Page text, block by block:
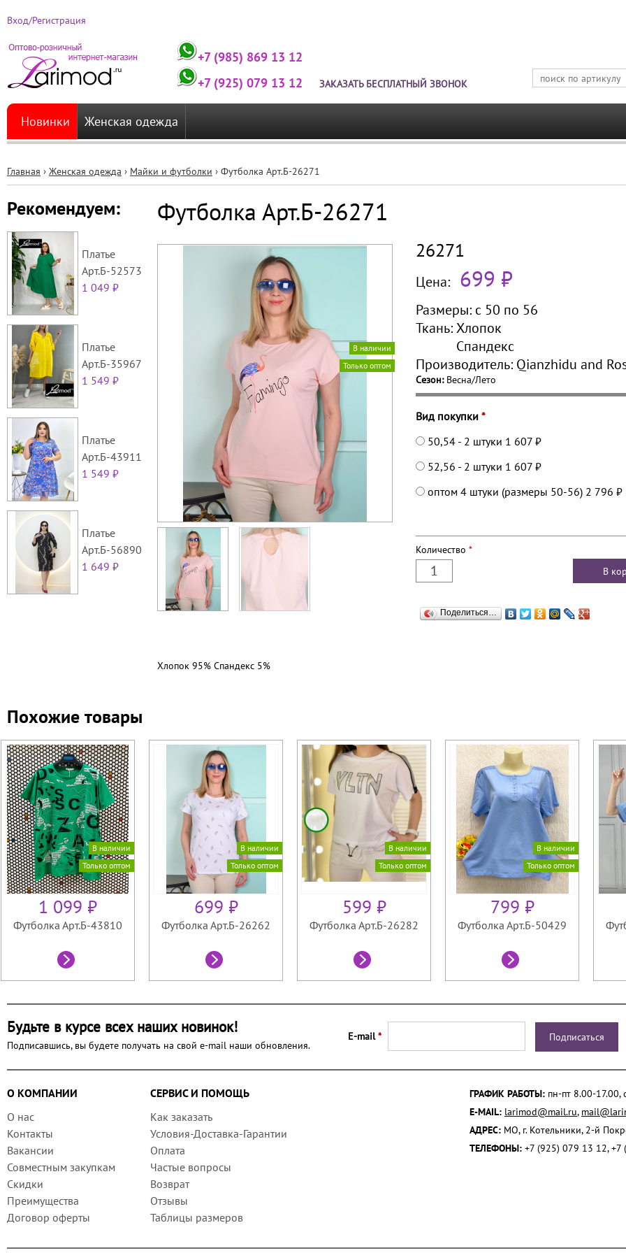
Вход/Регистрация
+7 (985) 869 13 12
+7 (925) 079 13 12
ЗАКАЗАТЬ БЕСПЛАТНЫЙ ЗВОНОК
Новинки Женская одежда
Главная › Женская одежда › Майки и футболки › Футболка Арт.Б-26271
Рекомендуем:
Платье
Арт.Б-52573
1 049 ₽
Платье
Арт.Б-35967
1 549 ₽
Платье
Арт.Б-43911
1 549 ₽
Платье
Арт.Б-56890
1 649 ₽
Футболка Арт.Б-26271
Только оптом
В наличии
26271
Цена: 699 ₽
Размеры: с 50 по 56
Ткань:Хлопок
Спандекс
Производитель: Qianzhidu and
Сезон: Весна/Лето
Вид покупки *
50,54 - 2 штуки 1 607 ₽
52,56 - 2 штуки 1 607 ₽
оптом 4 штуки (размеры 50-56) 2 796 ₽
Количество *
Поделиться…
Хлопок 95% Спандекс 5%
Похожие товары
В наличии
Только оптом
1 099 ₽
Футболка Арт.Б-43810
В наличии
Только оптом
699 ₽
Футболка Арт.Б-26262
В наличии
Только оптом
599 ₽
Футболка Арт.Б-26282
В наличии
Только оптом
799 ₽
Футболка Арт.Б-50429
Будьте в курсе всех наших новинок!
Подписавшись, вы будете получать на свой e-mail наши обновления.
E-mail*
О КОМПАНИИ
СЕРВИС И ПОМОЩЬ
О нас
Контакты
Вакансии
Совместным закупкам
Скидки
Преимущества
Договор оферты
Как заказать
Условия-Доставка-Гарантии
Оплата
Частые вопросы
Возврат
Отзывы
Таблицы размеров
ГРАФИК РАБОТЫ: пн-пт 8.00-17.00,
E-MAIL: larimod@mail.ru,
АДРЕС: МО, г. Котельники, 2-й
ТЕЛЕФОНЫ: +7 (925) 079 13 12,